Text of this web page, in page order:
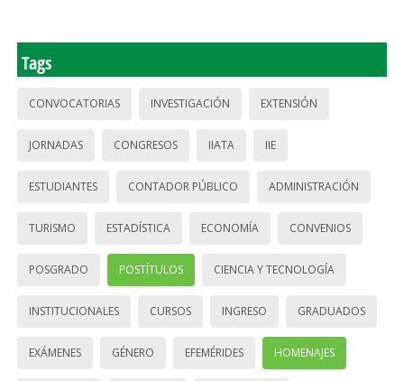
Tags
CONVOCATORIAS INVESTIGACIÓN EXTENSIÓN
JORNADAS CONGRESOS IIATA IIE
ESTUDIANTES CONTADOR PÚBLICO ADMINISTRACIÓN
TURISMO ESTADÍSTICA ECONOMÍA CONVENIOS
POSGRADO POSTÍTULOS CIENCIA Y TECNOLOGÍA
INSTITUCIONALES CURSOS INGRESO GRADUADOS
EXÁMENES GÉNERO EFEMÉRIDES HOMENAJES